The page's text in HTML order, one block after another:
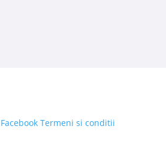
Facebook Termeni si conditii